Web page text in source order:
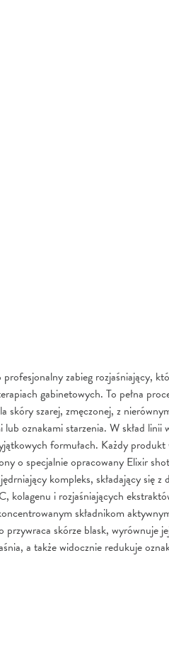
zabieg rozjaśniający,
gabinetowych. To pełna
skóry szarej, zmęczonej, z
lub oznakami starzenia. W skład linii
formułach. Każdy
o specjalnie opracowany Elixir
kompleks, składający się
kolagenu i rozjaśniających
składnikom
przywraca skórze blask, wyrównuje
a także widocznie redukuje